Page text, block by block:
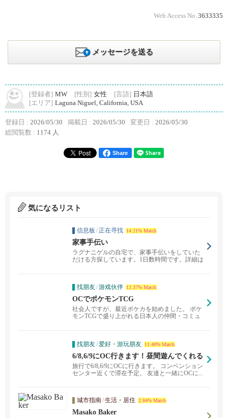
Web Access No. 3633335
メッセージを送る
[登録者] MW [性別] 女性 [言語] 日本語
[エリア] Laguna Niguel, California, USA
登録日 : 2026/05/30 掲載日 : 2026/05/30 変更日 : 2026/05/30
総閲覧数 : 1174 人
Share
気になるリスト
信息板 /正在寻找 14.21% Match
家事手伝い
ラグナニゲルの自宅で、家事手伝いをしていた
だける方探しています。1日数時間です。詳細は
找朋友/游戏伙伴 12.37% Match
OCでポケモンTCG
社会人ですが、最近ポケカを始めました。 ポケ
モンTCGで盛り上がれる日本人の仲間・コミュ
找朋友/爱好・游玩朋友 11.48% Match
6/8,6/9にOC行きます！昼間遊んでくれる
方
旅行で6/8,6/9にOCに行きます。 コンベンション
センター近くで滞在予定。 友達と一緒にOCに...
城市指南/生活・居住 2.84% Match
Masako Baker